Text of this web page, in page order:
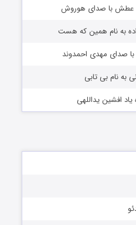
عطش با صدای هوروش
به نام همین که هست
با صدای مهدی احمدوند
به نام بی تابی
افشین یداللهی